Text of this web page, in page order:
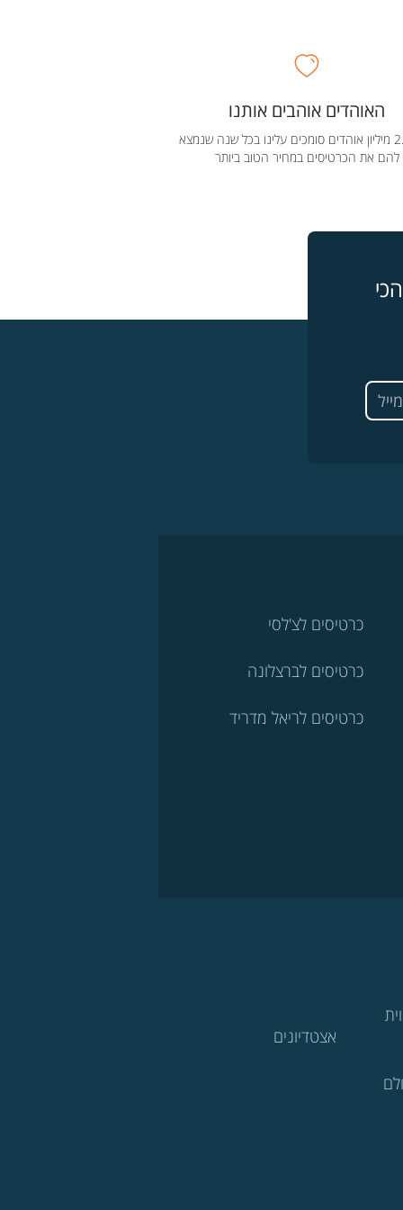
האוהדים אוהבים אותנו
מעל 2.5 מיליון אוהדים סומכים עלינו בכל שנה שנמצא
להם את הכרטיסים במחיר הטוב ביותר
כרטיסים לצ'לסי
כרטיסים לברצלונה
כרטיסים לריאל מדריד
אצטדיונים